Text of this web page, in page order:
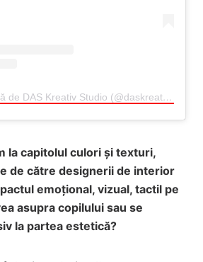
O postare distribuită de DAS Kreativ Studio (@daskreativstudio.ro)
la capitolul culori și texturi,
de către designerii de interior
emoțional, vizual, tactil pe
asupra copilului sau se
la partea estetică?